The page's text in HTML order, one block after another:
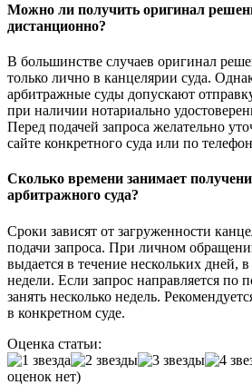
Можно ли получить оригинал
дистанционно?
В большинстве случаев оригинал
только лично в канцелярии суда.
арбитражные суды допускают
при наличии нотариально
Перед подачей запроса желательно
сайте конкретного суда или по
Сколько времени занимает
арбитражного суда?
Сроки зависят от загруженности
подачи запроса. При личном
выдается в течение нескольких дней,
недели. Если запрос направляется по
занять несколько недель.
в конкретном суде.
Оценка статьи:
оценок нет)